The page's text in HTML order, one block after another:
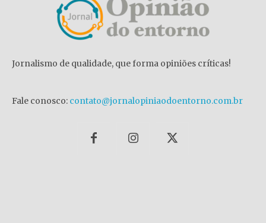
Jornalismo de qualidade, que forma opiniões críticas!
Fale conosco: contato@jornalopiniaodoentorno.com.br